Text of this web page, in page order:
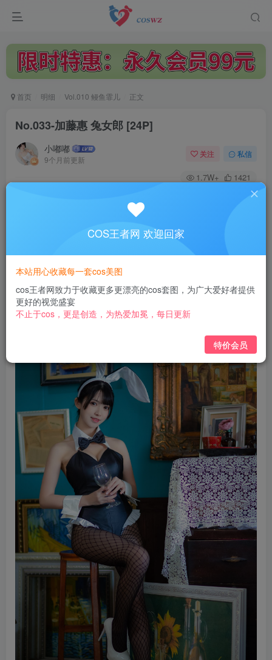
首页 明细 Vol.010 鳗鱼霏儿 正文
No.033-加藤惠 兔女郎 [24P]
小嘟嘟
9个月前更新
关注 私信
1.7W+ 1421
No.033-加藤惠 兔女郎 [24P]
此内容为付费阅读，请付费后查看
3
黄金会员免费 钻石会员 免费
立即购买
COS王者网 欢迎回家
本站用心收藏每一套cos美图
cos王者网致力于收藏更多更漂亮的cos套图，为广大爱好者提供
更好的视觉盛宴
不止于cos，更是创造，为热爱加冕，每日更新
特价会员